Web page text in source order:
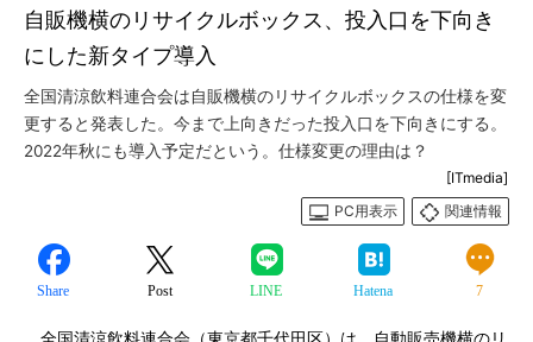
自販機横のリサイクルボックス、投入口を下向き
にした新タイプ導入
全国清涼飲料連合会は自販機横のリサイクルボックスの仕様を変
更すると発表した。今まで上向きだった投入口を下向きにする。
2022年秋にも導入予定だという。仕様変更の理由は？
[ITmedia]
PC用表示
関連情報
Share Post LINE Hatena 7